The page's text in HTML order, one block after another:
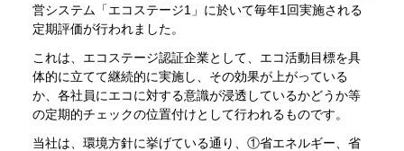
営システム「エコステージ1」に於いて毎年1回実施される
定期評価が行われました。
これは、エコステージ認証企業として、エコ活動目標を具
体的に立てて継続的に実施し、その効果が上がっている
か、各社員にエコに対する意識が浸透しているかどうか等
の定期的チェックの位置付けとして行われるものです。
当社は、環境方針に挙げている通り、①省エネルギー、省